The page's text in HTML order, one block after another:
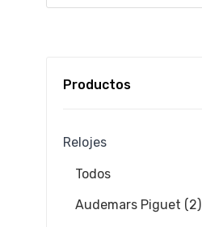
Productos
Relojes
Todos
Audemars Piguet (2)